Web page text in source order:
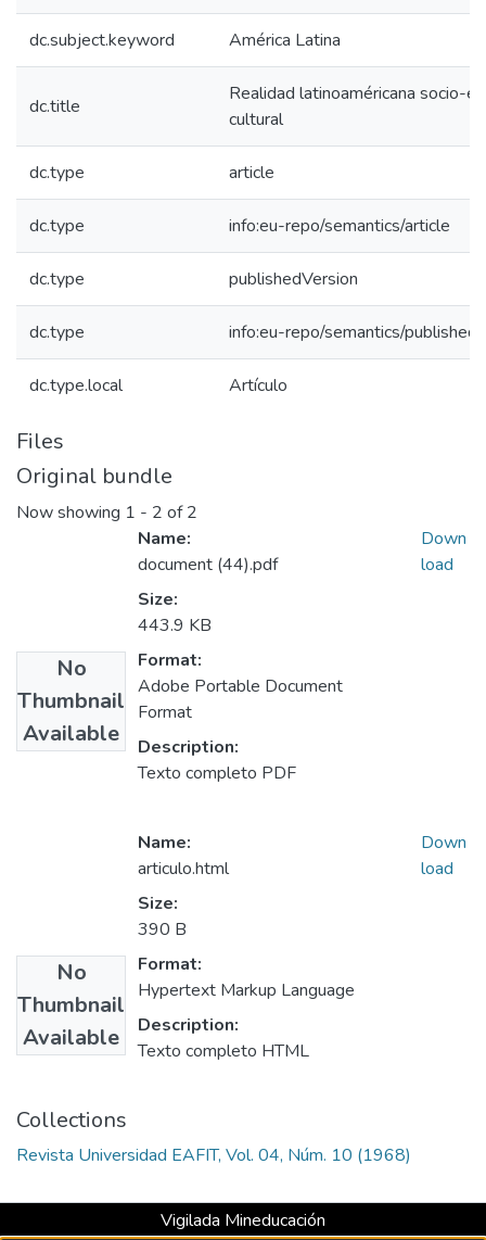
dc.subject.keyword América Latina
dc.title
Realidad latinoaméricana socio-
cultural
dc.type article
dc.type info:eu-repo/semantics/article
dc.type publishedVersion
dc.type info:eu-repo/semantics/
dc.type.local Artículo
Files
Original bundle
Now showing 1 - 2 of 2
No
Thumbnail
Available
Name:
document (44).pdf
Size:
443.9 KB
Format:
Adobe Portable Document
Format
Description:
Texto completo PDF
Down
load
No
Thumbnail
Available
Name:
articulo.html
Size:
390 B
Format:
Hypertext Markup Language
Description:
Texto completo HTML
Down
load
Collections
Revista Universidad EAFIT, Vol. 04, Núm. 10 (1968)
Vigilada Mineducación